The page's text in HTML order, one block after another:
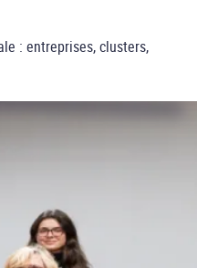
: entreprises, clusters,